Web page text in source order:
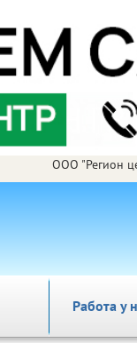
ООО "Регион
Работа у